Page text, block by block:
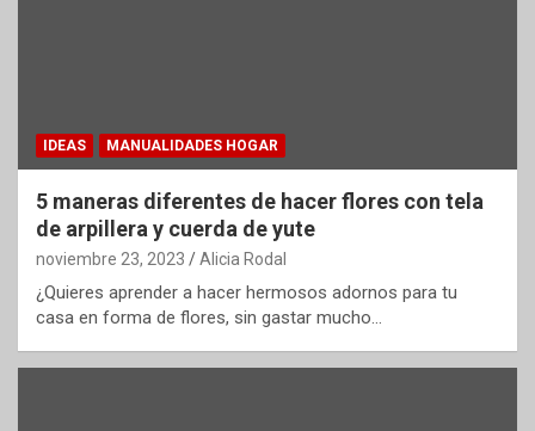
IDEAS MANUALIDADES HOGAR
5 maneras diferentes de hacer flores con tela
de arpillera y cuerda de yute
noviembre 23, 2023 Alicia Rodal
¿Quieres aprender a hacer hermosos adornos para tu
casa en forma de flores, sin gastar mucho…